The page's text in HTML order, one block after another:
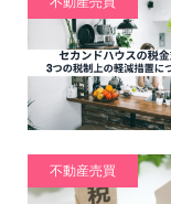
不動産売買